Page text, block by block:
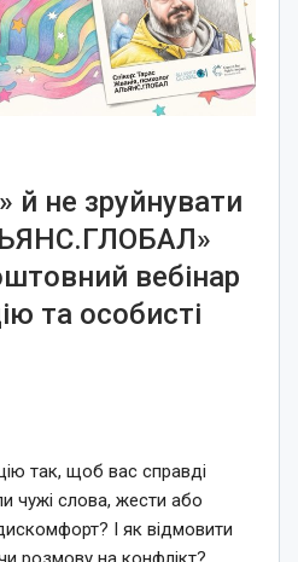
й не зруйнувати
вебінар
та особисті
так, щоб вас справді
чужі слова, жести або
І як відмовити